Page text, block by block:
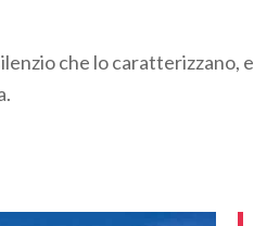
che lo caratterizzano, e